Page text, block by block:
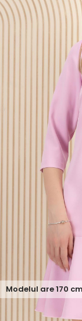
Modelul are170